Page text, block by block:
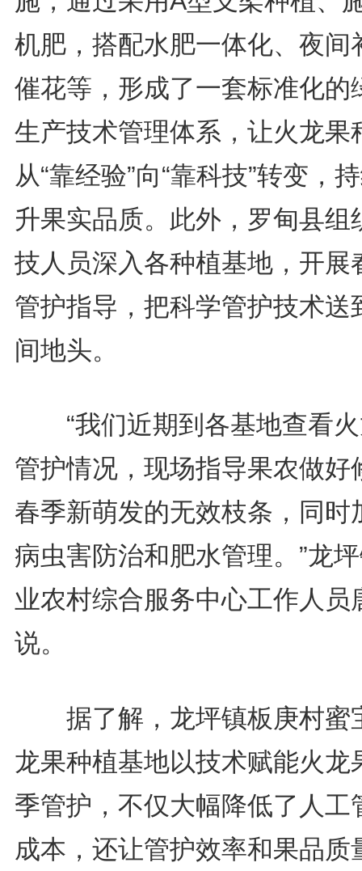
机肥，搭配水肥一体化、夜间
催花等，形成了一套标准化的
生产技术管理体系，让火龙果
从“靠经验”向“靠科技”转变，
升果实品质。此外，罗甸县组
技人员深入各种植基地，开展
管护指导，把科学管护技术送
间地头。
“我们近期到各基地查看火
管护情况，现场指导果农做好
春季新萌发的无效枝条，同时
病虫害防治和肥水管理。”龙
业农村综合服务中心工作人员
说。
据了解，龙坪镇板庚村蜜
龙果种植基地以技术赋能火龙
季管护，不仅大幅降低了人工
成本，还让管护效率和果品质